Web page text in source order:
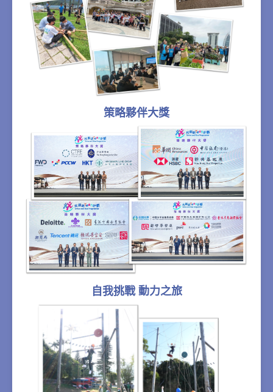
策略夥伴大獎
自我挑戰 動力之旅